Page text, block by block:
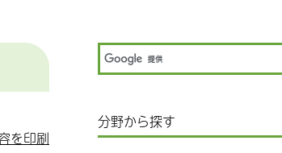
を印刷
分野から探す